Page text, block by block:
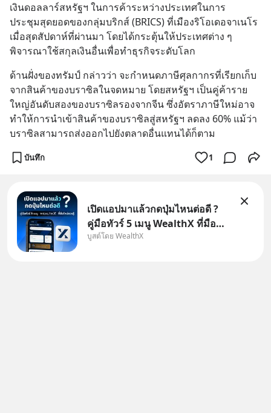
เงินดอลลาร์สหรัฐฯ ในการค้าระหว่างประเทศในการ
ประชุมสุดยอดของกลุ่มบริกส์ (BRICS) ที่เมืองริโอเดอจาเนโร
เมื่อสุดสัปดาห์ที่ผ่านมา โดยได้กระตุ้นให้ประเทศต่าง ๆ
พิจารณาใช้สกุลเงินอื่นเพื่อทำธุรกิจระดับโลก
ด้านฝั่งของทรัมป์ กล่าวว่า จะกำหนดภาษีศุลกากรที่เรียกเก็บ
จากสินค้าของบราซิลในจดหมาย โดยสหรัฐฯ เป็นคู่ค้าราย
ใหญ่อันดับสองของบราซิลรองจากจีน ซึ่งอัตราภาษีใหม่อาจ
ทำให้การนำเข้าสินค้าของบราซิลสู่สหรัฐฯ ลดลง 60% แม้ว่า
บราซิลสามารถส่งออกไปยังตลาดอื่นแทนได้ก็ตาม
บันทึก 1
เปิดแอปมาแล้วกดปุ่มไหนต่อดี ?
คู่มือทัวร์ 5 เมนู WealthX ที่มือ
ใหม่ควรรู้ สำหรับใครที่เพิ่งโหลด
บูสต์โดย WealthX